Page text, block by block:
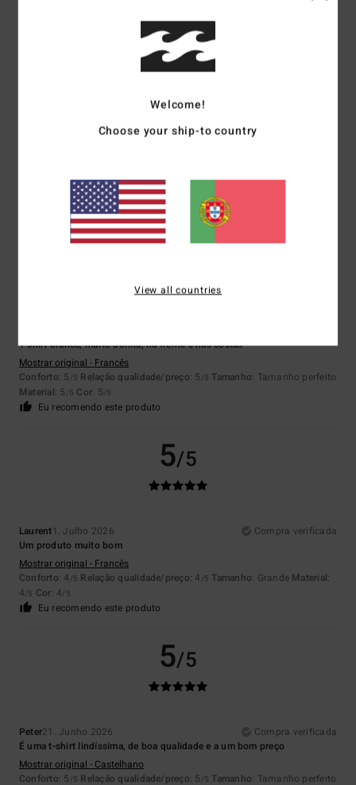
Relação qualidade/preço: 4/5 Tamanho
5
Conforto: 5/5 Relação qualidade/preço
Eu recomendo este produto
5
T-shirt branca, muito bonita, na frente e nas costas
Mostrar original - Francês
Conforto: 5 /5 Relação qualidade/preço: 5 /5 Tamanho: Tamanho perfeito
Material: 5 /5 Cor: 5/5
Eu recomendo este produto
5/5
Laurent1. Julho 2026
Compra verificada
Um produto muito bom
Mostrar original - Francês
Conforto: 4 /5 Relação qualidade/preço: 4 /5 Tamanho: Grande Material:
4/5 Cor: 4/5
Eu recomendo este produto
5/5
Peter21. Junho 2026
Compra verificada
É uma t-shirt lindíssima, de boa qualidade e a um bom preço
Mostrar original - Castelhano
Conforto: 5 /5 Relação qualidade/preço: 5 /5 Tamanho: Tamanho perfeito
Welcome!
Choose your ship-to country
View all countries